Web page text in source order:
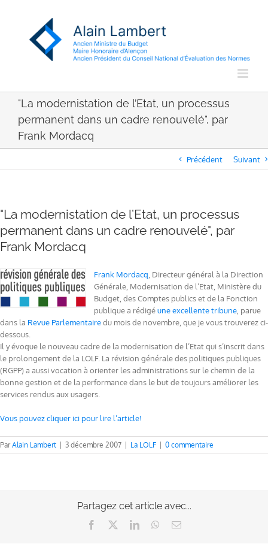
"La modernistation de l’Etat, un processus
permanent dans un cadre renouvelé", par
Frank Mordacq
Précédent Suivant
"La modernistation de l’Etat, un processus
permanent dans un cadre renouvelé", par
Frank Mordacq
Frank Mordacq , Directeur général à la Direction
Générale, Modernisation de l’Etat, Ministère du
Budget, des Comptes publics et de la Fonction
publique a rédigéune excellente tribune , parue
dans la Revue Parlementairedu mois de novembre, que je vous trouverez ci-
dessous.
Il y évoque le nouveau cadre de la modernisation de l’Etat qui s’inscrit dans
le prolongement de la LOLF. La révision générale des politiques publiques
(RGPP) a aussi vocation à orienter les administrations sur le chemin de la
bonne gestion et de la performance dans le but de toujours améliorer les
services rendus aux usagers.
Vous pouvez cliquer ici pour lire l’article!
ParAlain Lambert 3 décembre 2007 La LOLF 0 commentaire
Partagez cet article avec...
Facebook LinkedInWhatsApp
Email